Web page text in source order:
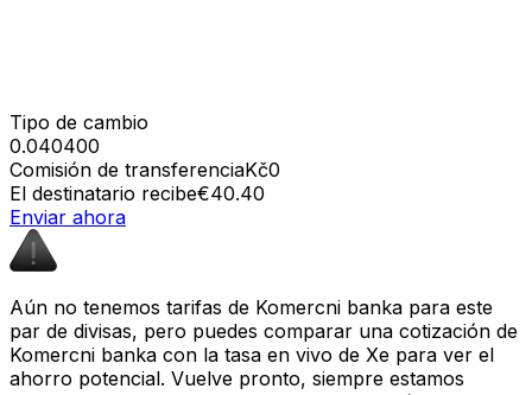
Tipo de cambio
0.040400
Comisión de transferenciaKč0
El destinatario recibe€40.40
Enviar ahora
Aún no tenemos tarifas de Komercni banka para este
par de divisas, pero puedes comparar una cotización de
Komercni banka con la tasa en vivo de Xe para ver el
ahorro potencial. Vuelve pronto, siempre estamos